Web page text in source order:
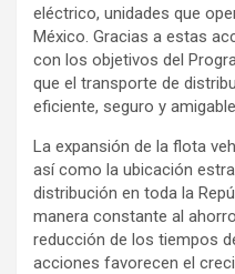
eléctrico, unidades que
México. Gracias a estas
con los objetivos del
que el transporte de
eficiente, seguro y
La expansión de la flota
así como la ubicación
distribución en toda la
manera constante al
reducción de los tiempos
acciones favorecen el